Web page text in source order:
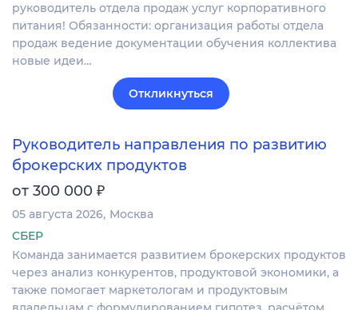
руководитель отдела продаж услуг корпоративного
питания! Обязанности: организация работы отдела
продаж ведение документации обучения коллектива
новые идеи…
Откликнуться
Руководитель направления по развитию
брокерских продуктов
от 300 000 ₽
05 августа 2026 Москва
СБЕР
Команда занимается развитием брокерских продуктов
через анализ конкурентов, продуктовой экономики, а
также помогает маркетологам и продуктовым